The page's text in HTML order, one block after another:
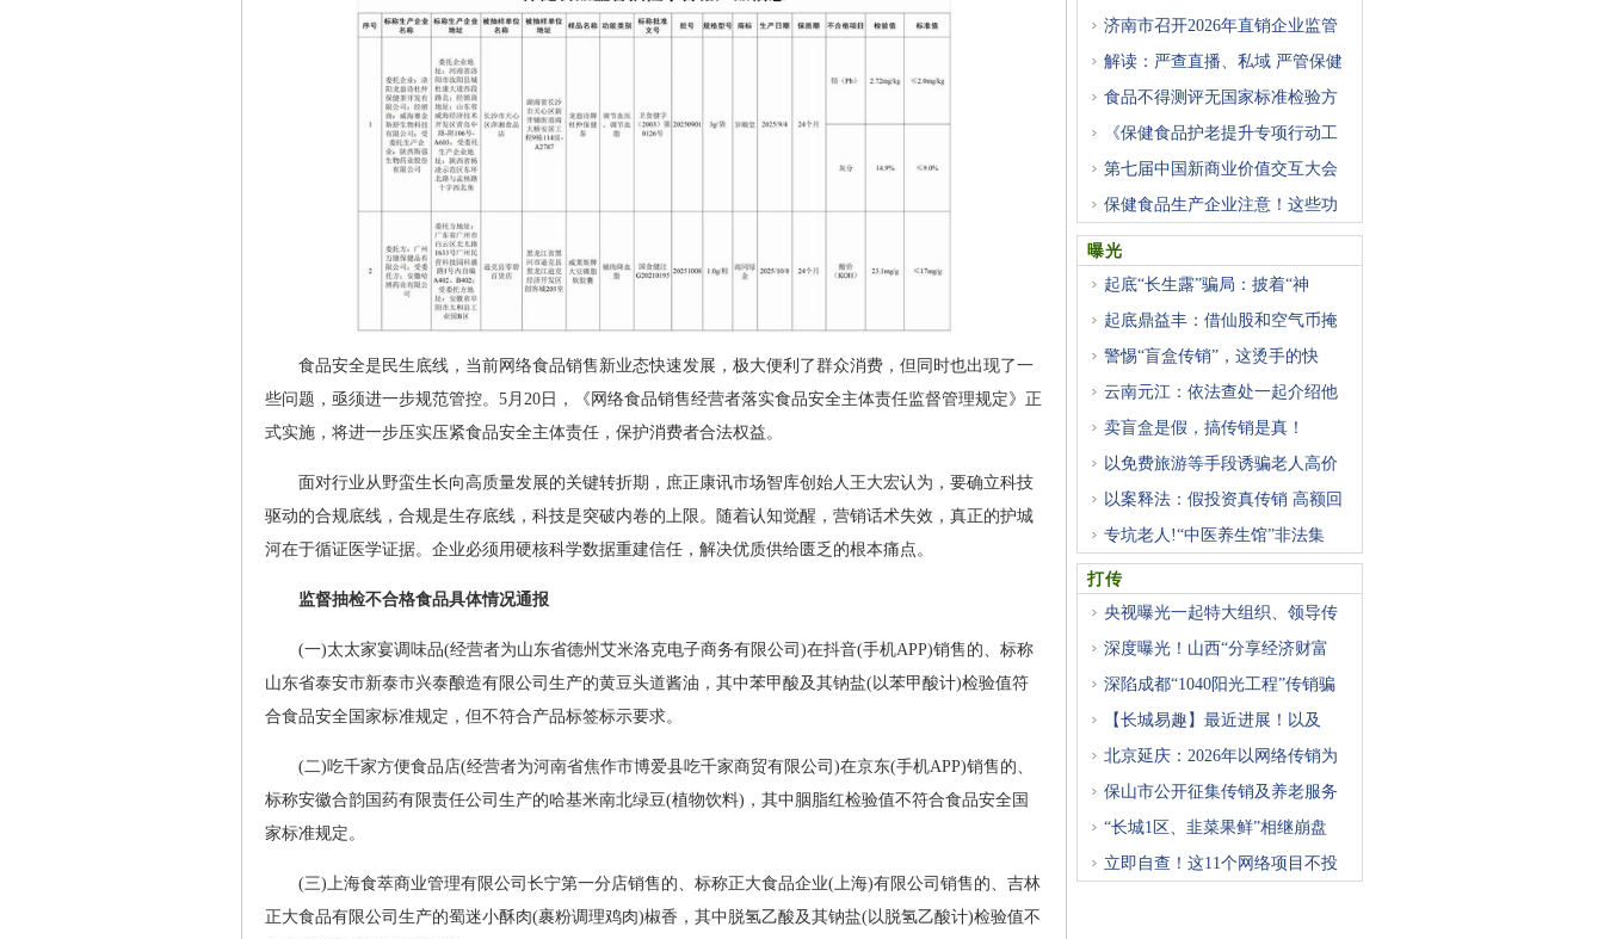
食品安全是民生底线，当前网络食品销售新业态快速发展，极大便利了群众消费，但同时也出现了一
些问题，亟须进一步规范管控。5月20日，《网络食品销售经营者落实食品安全主体责任监督管理规定》正
式实施，将进一步压实压紧食品安全主体责任，保护消费者合法权益。
面对行业从野蛮生长向高质量发展的关键转折期，庶正康讯市场智库创始人王大宏认为，要确立科技
驱动的合规底线，合规是生存底线，科技是突破内卷的上限。随着认知觉醒，营销话术失效，真正的护城
河在于循证医学证据。企业必须用硬核科学数据重建信任，解决优质供给匮乏的根本痛点。
监督抽检不合格食品具体情况通报
(一)太太家宴调味品(经营者为山东省德州艾米洛克电子商务有限公司)在抖音(手机APP)销售的、标称
山东省泰安市新泰市兴泰酿造有限公司生产的黄豆头道酱油，其中苯甲酸及其钠盐(以苯甲酸计)检验值符
合食品安全国家标准规定，但不符合产品标签标示要求。
(二)吃千家方便食品店(经营者为河南省焦作市博爱县吃千家商贸有限公司)在京东(手机APP)销售的、
标称安徽合韵国药有限责任公司生产的哈基米南北绿豆(植物饮料)，其中胭脂红检验值不符合食品安全国
家标准规定。
(三)上海食萃商业管理有限公司长宁第一分店销售的、标称正大食品企业(上海)有限公司销售的、吉林
正大食品有限公司生产的蜀迷小酥肉(裹粉调理鸡肉)椒香，其中脱氢乙酸及其钠盐(以脱氢乙酸计)检验值不
济南市召开2026年直销企业监管
解读：严查直播、私域 严管保健
食品不得测评无国家标准检验方
《保健食品护老提升专项行动工
第七届中国新商业价值交互大会
保健食品生产企业注意！这些功
曝光
起底“长生露”骗局：披着“神
起底鼎益丰：借仙股和空气币掩
警惕“盲盒传销”，这烫手的快
云南元江：依法查处一起介绍他
卖盲盒是假，搞传销是真！
以免费旅游等手段诱骗老人高价
以案释法：假投资真传销 高额回
专坑老人!“中医养生馆”非法集
打传
央视曝光一起特大组织、领导传
深度曝光！山西“分享经济财富
深陷成都“1040阳光工程”传销骗
【长城易趣】最近进展！以及
北京延庆：2026年以网络传销为
保山市公开征集传销及养老服务
“长城1区、韭菜果鲜”相继崩盘
立即自查！这11个网络项目不投